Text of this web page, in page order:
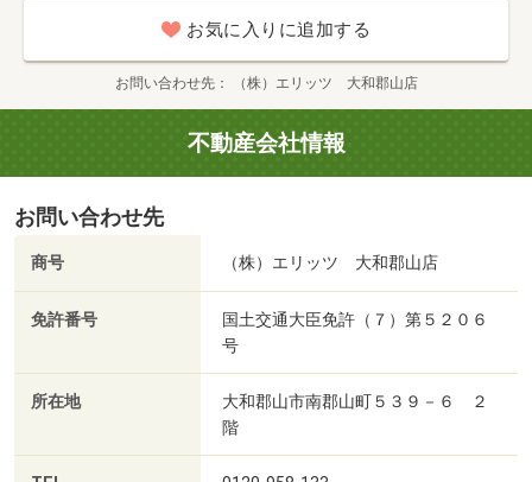
お気に入りに追加する
お問い合わせ先 （株）エリッツ 大和郡山店
不動産会社情報
お問い合わせ先
商号 （株）エリッツ 大和郡山店
免許番号
国土交通大臣免許（７）第５２０６
号
所在地
大和郡山市南郡山町５３９－６ ２
階